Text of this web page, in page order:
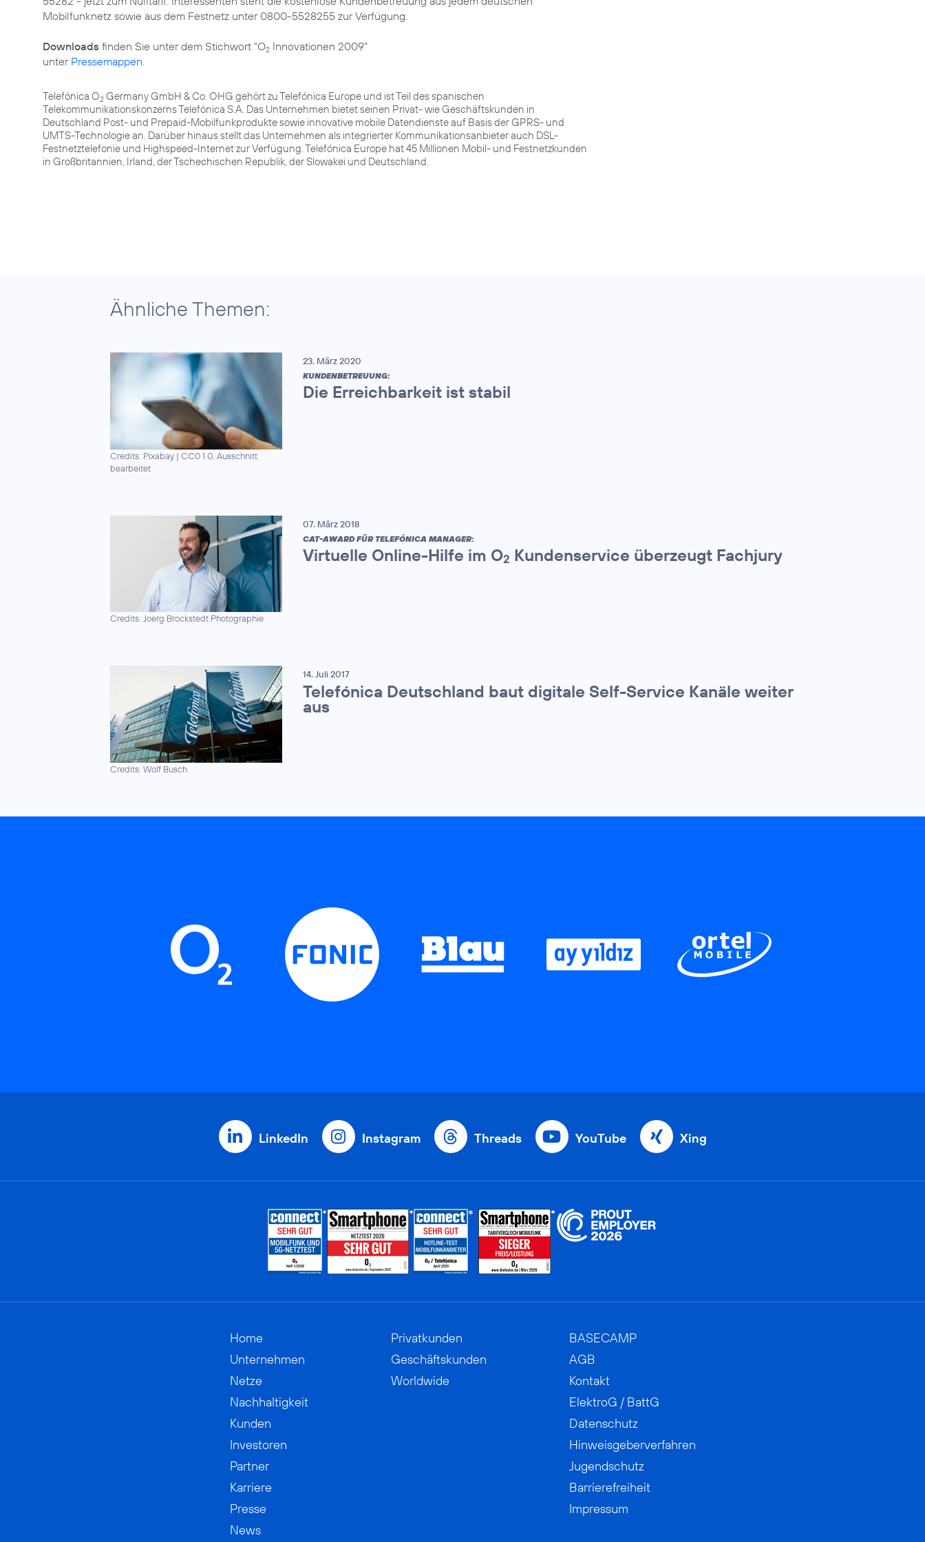
Mobilfunknetz sowie aus dem Festnetz unter 0800-5528255 zur Verfügung.
Downloads finden Sie unter dem Stichwort "O2 Innovationen 2009"
unter Pressemappen.
Telefónica O2 Germany GmbH & Co. OHG gehört zu Telefónica Europe und ist Teil des spanischen
Telekommunikationskonzerns Telefónica S.A. Das Unternehmen bietet seinen Privat- wie Geschäftskunden in
Deutschland Post- und Prepaid-Mobilfunkprodukte sowie innovative mobile Datendienste auf Basis der GPRS- und
UMTS-Technologie an. Darüber hinaus stellt das Unternehmen als integrierter Kommunikationsanbieter auch DSL-
Festnetztelefonie und Highspeed-Internet zur Verfügung. Telefónica Europe hat 45 Millionen Mobil- und Festnetzkunden
in Großbritannien, Irland, der Tschechischen Republik, der Slowakei und Deutschland.
Ähnliche Themen:
Credits: Pixabay | CC0 1.0, Ausschnitt
bearbeitet
23. März 2020
KUNDENBETREUUNG:
Die Erreichbarkeit ist stabil
Credits: Joerg Brockstedt Photographie
07. März 2018
CAT-AWARD FÜR TELEFÓNICA MANAGER:
Virtuelle Online-Hilfe im O2 Kundenservice überzeugt Fachjury
Credits: Wolf Busch
14. Juli 2017
Telefónica Deutschland baut digitale Self-Service Kanäle weiter
aus
LinkedIn Instagram Threads YouTube Xing
Home
Unternehmen
Netze
Nachhaltigkeit
Kunden
Investoren
Partner
Karriere
Presse
News
Privatkunden
Geschäftskunden
Worldwide
BASECAMP
AGB
Kontakt
ElektroG / BattG
Datenschutz
Hinweisgeberverfahren
Jugendschutz
Barrierefreiheit
Impressum